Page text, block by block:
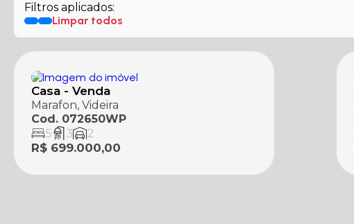
Filtros aplicados:
Limpar todos
Casa - Venda
Marafon, Videira
Cod. 072650WP
5 3
2
R$ 699.000,00